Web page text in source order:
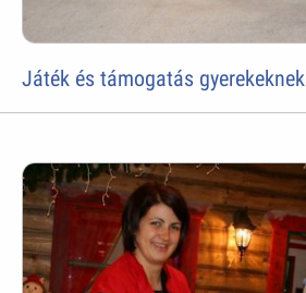
Játék és támogatás gyerekeknek